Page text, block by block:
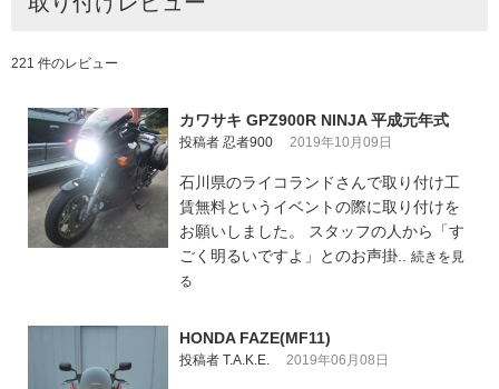
221 件のレビュー
カワサキ GPZ900R NINJA 平成元年式
投稿者 忍者900 2019年10月09日
石川県のライコランドさんで取り付け工
賃無料というイベントの際に取り付けを
お願いしました。 スタッフの人から「す
ごく明るいですよ」とのお声掛.. 続きを見
る
HONDA FAZE(MF11)
投稿者 T.A.K.E. 2019年06月08日